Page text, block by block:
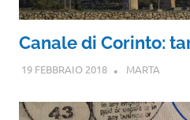
Canale di Corinto:
19 FEBBRAIO 2018 MARTA